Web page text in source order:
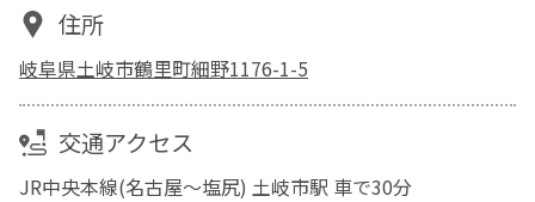
住所
岐阜県土岐市鶴里町細野1176-1-5
交通アクセス
JR中央本線(名古屋～塩尻) 土岐市駅 車で30分